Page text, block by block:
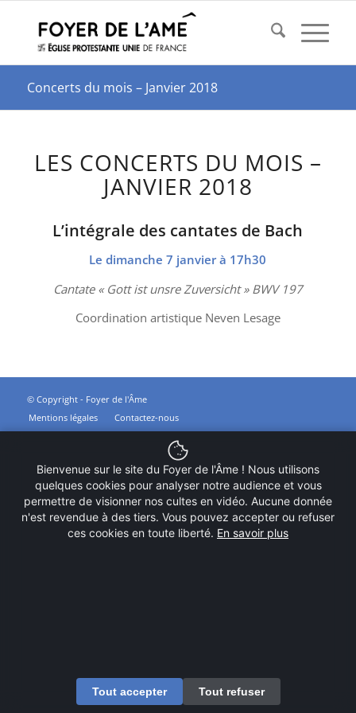
Concerts du mois – Janvier 2018
LES CONCERTS DU MOIS –
JANVIER 2018
L’intégrale des cantates de Bach
Le dimanche 7 janvier à 17h30
Cantate « Gott ist unsre Zuversicht » BWV 197
Coordination artistique Neven Lesage
© Copyright - Foyer de l'Âme
Mentions légales
Contactez-nous
Bienvenue sur le site du Foyer de l'Âme ! Nous utilisons
quelques cookies pour analyser notre audience et vous
permettre de visionner nos cultes en vidéo. Aucune donnée
n'est revendue à des tiers. Vous pouvez accepter ou refuser
ces cookies en toute liberté. En savoir plus
Tout accepter Tout refuser